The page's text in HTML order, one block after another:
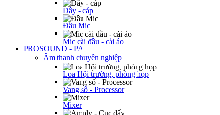
Dây - cáp
Đầu Mic
Mic cài đầu - cài áo
PROSOUND - PA
Âm thanh chuyên nghiệp
Loa Hội trường, phòng họp
Vang số - Processor
Mixer